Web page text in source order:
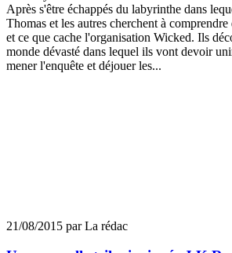
Après s'être échappés du labyrinthe dans
Thomas et les autres cherchent à
et ce que cache l'organisation Wicked. Ils
monde dévasté dans lequel ils vont devoir
mener l'enquête et déjouer les...
21/08/2015 par La rédac